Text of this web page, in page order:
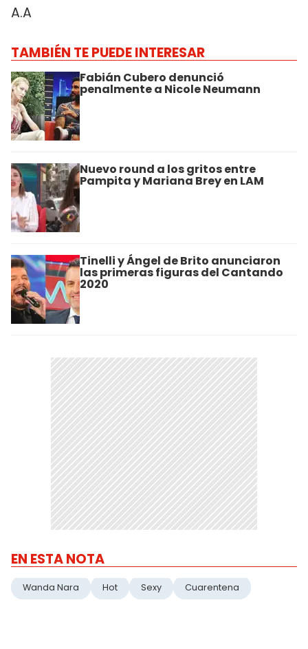
A.A
TAMBIÉN TE PUEDE INTERESAR
Fabián Cubero denunció
penalmente a Nicole Neumann
Nuevo round a los gritos entre
Pampita y Mariana Brey en LAM
Tinelli y Ángel de Brito anunciaron
las primeras figuras del Cantando
2020
EN ESTA NOTA
Wanda Nara Hot Sexy Cuarentena